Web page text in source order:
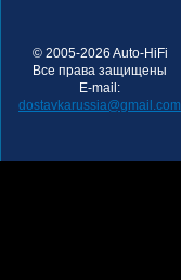
© 2005-2026 Auto-HiFi
Все права защищены
E-mail:
dostavkarussia@gmail.com